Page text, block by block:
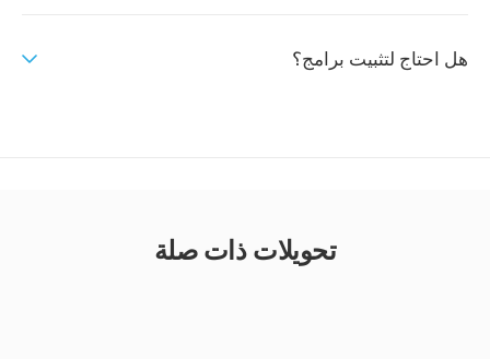
هل احتاج لتثبيت برامج؟
تحويلات ذات صلة